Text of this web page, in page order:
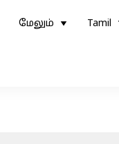
மேலும் Tamil